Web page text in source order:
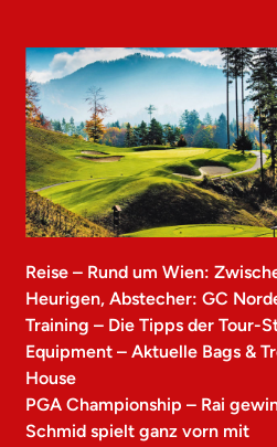
Reise – Rund um Wien:
Heurigen, Abstecher: GC
Training – Die Tipps der Tour-
Equipment – Aktuelle Bags &
House
PGA Championship – Rai
Schmid spielt ganz vorn mit